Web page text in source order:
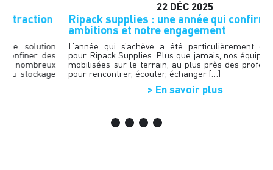
2025
Ripack supplies : une année qui confirme nos
ambitions et notre engagement
L’année qui s’achève a été particulièrement dynamique
pour Ripack Supplies. Plus que jamais, nos équipes se sont
mobilisées sur le terrain, au plus près des professionnels,
pour rencontrer, écouter, échanger […]
> En savoir plus